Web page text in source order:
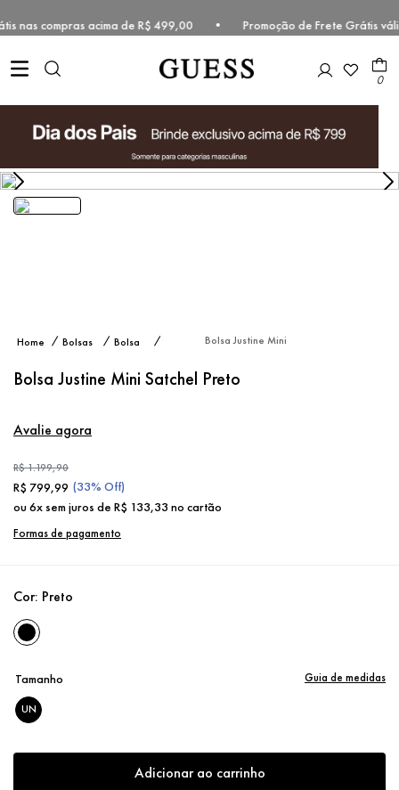
nas compras acima de R$ 499,00 • Promoção de Frete
0
Bolsas
Bolsa
Bolsa Justine Mini
Bolsa Justine Mini Satchel Preto
Avalie agora
R$1.199,90
R$ 799,99 (33% Off)
ou6x sem juros de R$ 133,33 no cartão
Formas de pagamento
Cor: Preto
Tamanho
UN
Guia de medidas
Adicionar ao carrinho